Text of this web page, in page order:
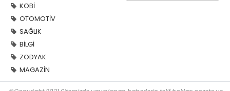
KOBİ
OTOMOTİV
SAĞLIK
BİLGİ
ZODYAK
MAGAZİN